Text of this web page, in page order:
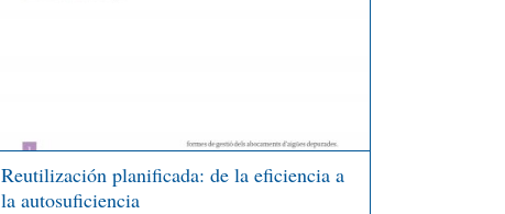
Reutilización planificada: de la eficiencia a
la autosuficiencia